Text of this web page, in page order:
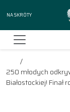
Na
250 młodych
Białostockiej!